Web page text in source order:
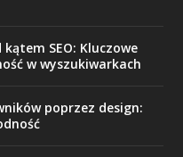
SEO: Kluczowe
w wyszukiwarkach
poprzez design: